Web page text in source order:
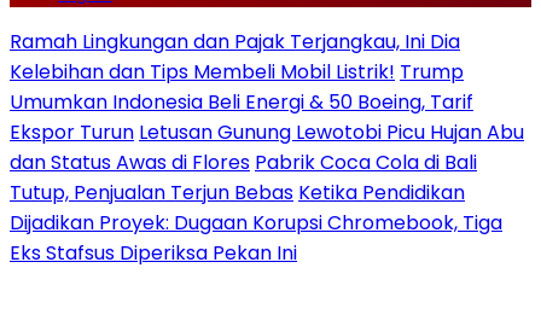
Ramah Lingkungan dan Pajak Terjangkau, Ini Dia
Kelebihan dan Tips Membeli Mobil Listrik! Trump
Umumkan Indonesia Beli Energi & 50 Boeing, Tarif
Ekspor Turun Letusan Gunung Lewotobi Picu Hujan Abu
dan Status Awas di Flores Pabrik Coca Cola di Bali
Tutup, Penjualan Terjun Bebas Ketika Pendidikan
Dijadikan Proyek: Dugaan Korupsi Chromebook, Tiga
Eks Stafsus Diperiksa Pekan Ini